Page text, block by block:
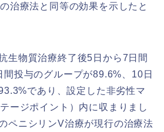
治療法と同等の効果を示したと
生物質治療終了後5日から7日間
投与のグループが89.6%、10日
であり、設定した非劣性マ
ージポイント）内に収まりまし
ペニシリンV治療が現行の治療法